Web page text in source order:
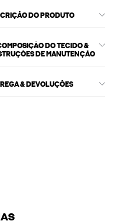
DO PRODUTO
DO TECIDO &
DE MANUTENÇÃO
& DEVOLUÇÕES